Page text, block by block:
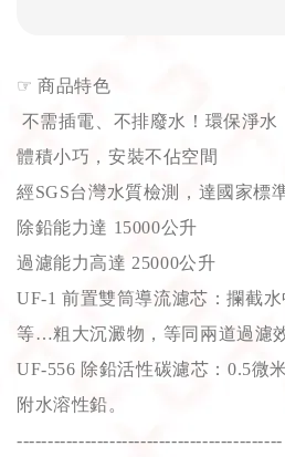
☞ 商品特色
不需插電、不排廢水！環保淨水
體積小巧，安裝不佔空間
經SGS台灣水質檢測，達國家標
除鉛能力達 15000公升
過濾能力高達 25000公升
UF-1 前置雙筒導流濾芯：攔截水
等…粗大沉澱物，等同兩道過濾
UF-556 除鉛活性碳濾芯：0.5微
附水溶性鉛。
-------------------------------------------